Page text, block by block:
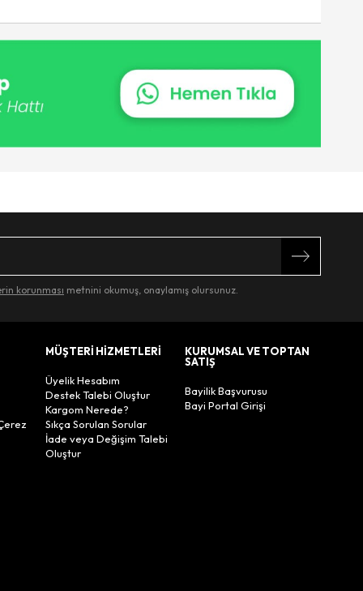
korunması metnini okumuş, onaylamış olursunuz.
MÜŞTERİ HİZMETLERİ
Üyelik Hesabım
Destek Talebi Oluştur
Kargom Nerede?
Sıkça Sorulan Sorular
İade veya Değişim Talebi
Oluştur
KURUMSAL VE TOPTAN
SATIŞ
Bayilik Başvurusu
Bayi Portal Girişi